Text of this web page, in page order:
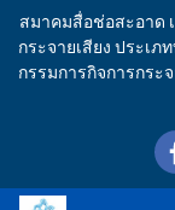
สมาคมสื่อช่อสะอาด
กระจายเสียง ประเ
กรรมการกิจการกระ